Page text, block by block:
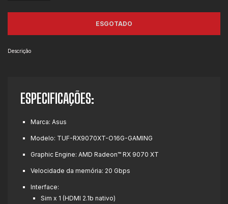
Descrição
ESPECIFICAÇÕES:
Marca: Asus
Modelo: TUF-RX9070XT-O16G-GAMING
Graphic Engine: AMD Radeon™ RX 9070 XT
Velocidade da memória: 20 Gbps
Interface:
Sim x 1 (HDMI 2.1b nativo)